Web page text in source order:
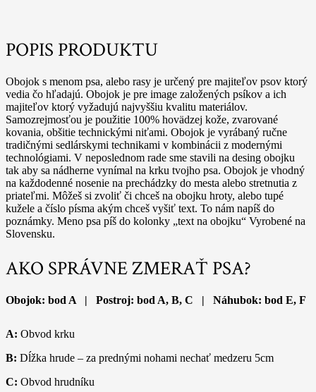
POPIS PRODUKTU
Obojok s menom psa, alebo rasy je určený pre majiteľov psov ktorý
vedia čo hľadajú. Obojok je pre image založených psíkov a ich
majiteľov ktorý vyžadujú najvyššiu kvalitu materiálov.
Samozrejmosťou je použitie 100% hovädzej kože, zvarované
kovania, obšitie technickými niťami. Obojok je vyrábaný ručne
tradičnými sedlárskymi technikami v kombinácii z modernými
technológiami. V neposlednom rade sme stavili na desing obojku
tak aby sa nádherne vynímal na krku tvojho psa. Obojok je vhodný
na každodenné nosenie na prechádzky do mesta alebo stretnutia z
priateľmi. Môžeš si zvoliť či chceš na obojku hroty, alebo tupé
kužele a číslo písma akým chceš vyšiť text. To nám napíš do
poznámky. Meno psa píš do kolonky „text na obojku“ Vyrobené na
Slovensku.
AKO SPRÁVNE ZMERAŤ PSA?
Obojok: bod A | Postroj: bod A, B, C | Náhubok: bod E, F
A: Obvod krku
B: Dĺžka hrude – za prednými nohami nechať medzeru 5cm
C: Obvod hrudníku